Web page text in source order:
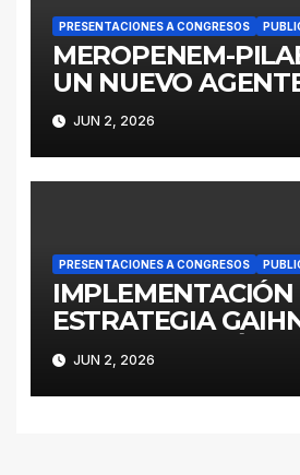
PRESENTACIONES A CONGRESOS
MEROPENEM-
UN NUEVO
A
PRODUCTORES DE
JUN 2, 2026
PRESENTACIONES A CONGRESOS
IMPLEMENTACIÓN
ESTRATEGIA
LA CONTENCIÓN DE
PRODUCTORES DE
JUN 2, 2026